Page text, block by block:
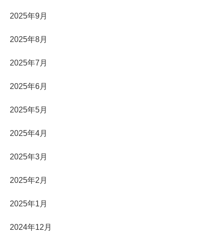
2025年9月
2025年8月
2025年7月
2025年6月
2025年5月
2025年4月
2025年3月
2025年2月
2025年1月
2024年12月